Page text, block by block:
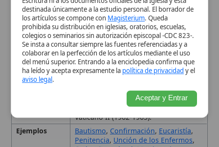
Ejemplos
Bautismo,Confirmación,Eucaristía,
Penitencia,Unción de los Enfermos
Orden Sacerdotal,Matrimonio
Eventos
relacionados
Concilio de Trento, Concilio Vaticano
II
Importancia
Fundamentales para lasalvación, la
vida espiritual y el crecimiento de la
comunidad eclesial.
Origen e Institución de los
Sacramentos